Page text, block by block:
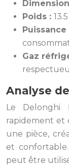
Poids :
Gaz
Analyse
Le Delonghi
rapidement et
une pièce,
et
peut être